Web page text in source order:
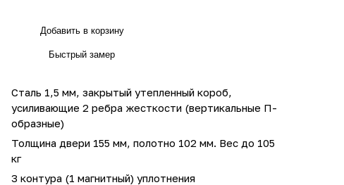
Добавить в корзину
Быстрый замер
Сталь 1,5 мм, закрытый утепленный короб,
усиливающие 2 ребра жесткости (вертикальные П-
образные)
Толщина двери 155 мм, полотно 102 мм. Вес до 105
кг
3 контура (1 магнитный) уплотнения